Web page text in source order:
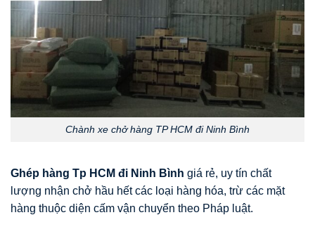
Chành xe chở hàng TP HCM đi Ninh Bình
Ghép hàng Tp HCM đi Ninh Bình giá rẻ, uy tín chất
lượng nhận chở hầu hết các loại hàng hóa, trừ các mặt
hàng thuộc diện cấm vận chuyển theo Pháp luật.